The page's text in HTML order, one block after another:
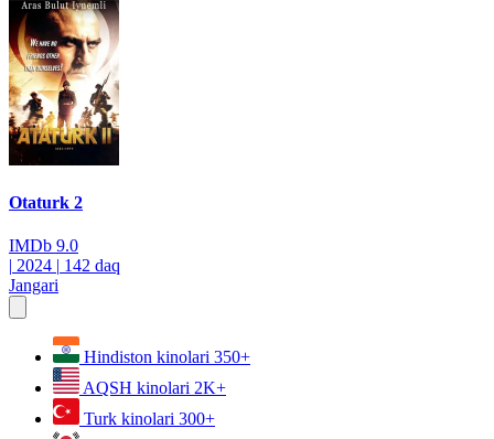
Otaturk 2
IMDb 9.0
| 2024 | 142 daq
Jangari
Hindiston kinolari 350+
AQSH kinolari 2K+
Turk kinolari 300+